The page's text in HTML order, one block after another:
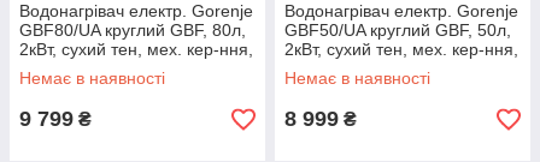
Водонагрівач електр. Gorenje
GBF80/UA круглий GBF, 80л,
2кВт, сухий тен, мех. кер-ння,
C, білий
Немає в наявності
9 799 ₴
Водонагрівач електр. Gorenje
GBF50/UA круглий GBF, 50л,
2кВт, сухий тен, мех. кер-ння,
C, білий
Немає в наявності
8 999 ₴